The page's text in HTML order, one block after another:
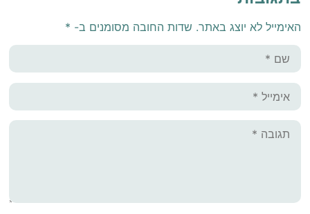
האימייל לא יוצג באתר. שדות החובה מסומנים ב- *